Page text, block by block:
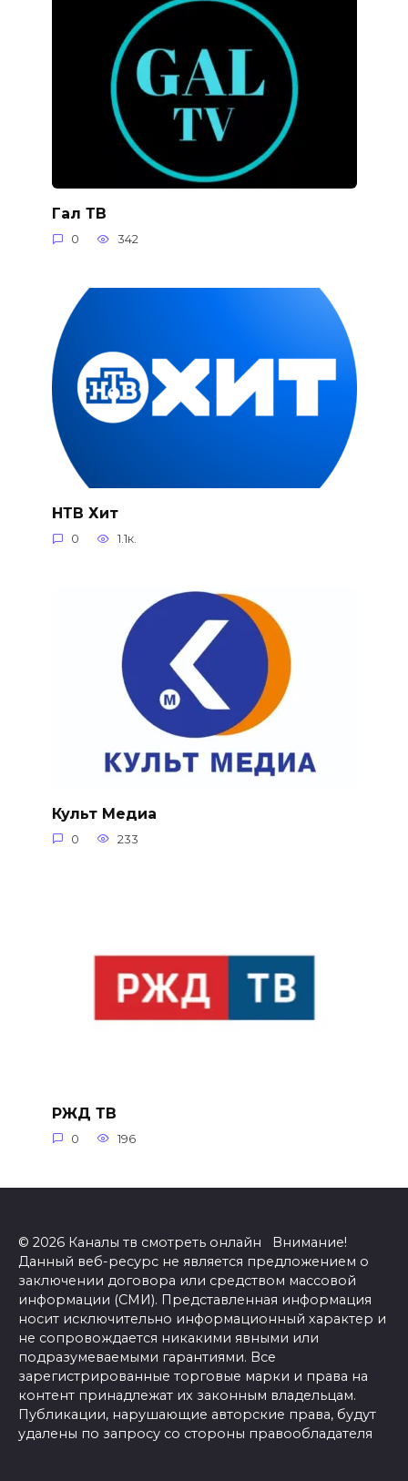
Гал ТВ
0 342
НТВ Хит
0 1.1к.
Культ Медиа
0 233
РЖД ТВ
0 196
© 2026 Каналы тв смотреть онлайн Внимание!
Данный веб-ресурс не является предложением о
заключении договора или средством массовой
информации (СМИ). Представленная информация
носит исключительно информационный характер и
не сопровождается никакими явными или
подразумеваемыми гарантиями. Все
зарегистрированные торговые марки и права на
контент принадлежат их законным владельцам.
Публикации, нарушающие авторские права, будут
удалены по запросу со стороны правообладателя